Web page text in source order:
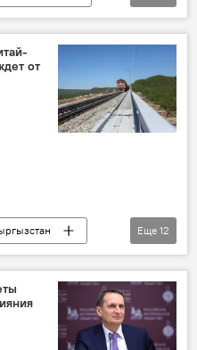
Юг"
от
"Север-Юг"
Еще 12